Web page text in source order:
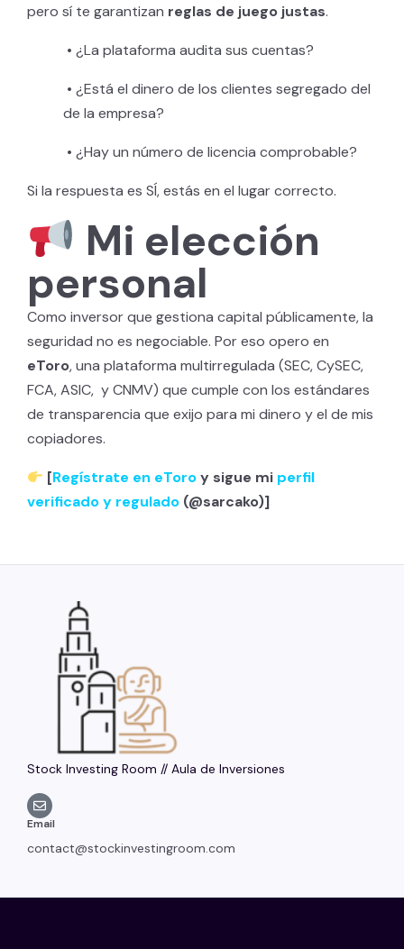
pero sí te garantizan reglas de juego justas.
• ¿La plataforma audita sus cuentas?
• ¿Está el dinero de los clientes segregado del
de la empresa?
• ¿Hay un número de licencia comprobable?
Si la respuesta es SÍ, estás en el lugar correcto.
Mi elección
personal
Como inversor que gestiona capital públicamente, la
seguridad no es negociable. Por eso opero en
eToro, una plataforma multirregulada (SEC, CySEC,
FCA, ASIC, y CNMV) que cumple con los estándares
de transparencia que exijo para mi dinero y el de mis
copiadores.
[Regístrate en eToroy sigue mi perfil
verificado y regulado (@sarcako)]
Stock Investing Room // Aula de Inversiones
Email
contact@stockinvestingroom.com